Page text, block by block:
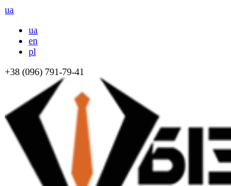
ua
ua
en
pl
+38 (096) 791-79-41